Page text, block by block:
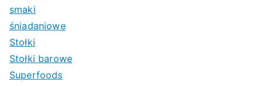
smaki
śniadaniowe
Stołki
Stołki barowe
Superfoods